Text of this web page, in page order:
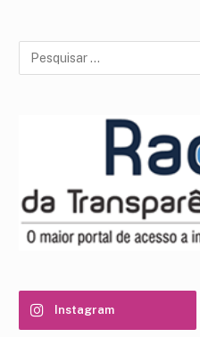
Instagram